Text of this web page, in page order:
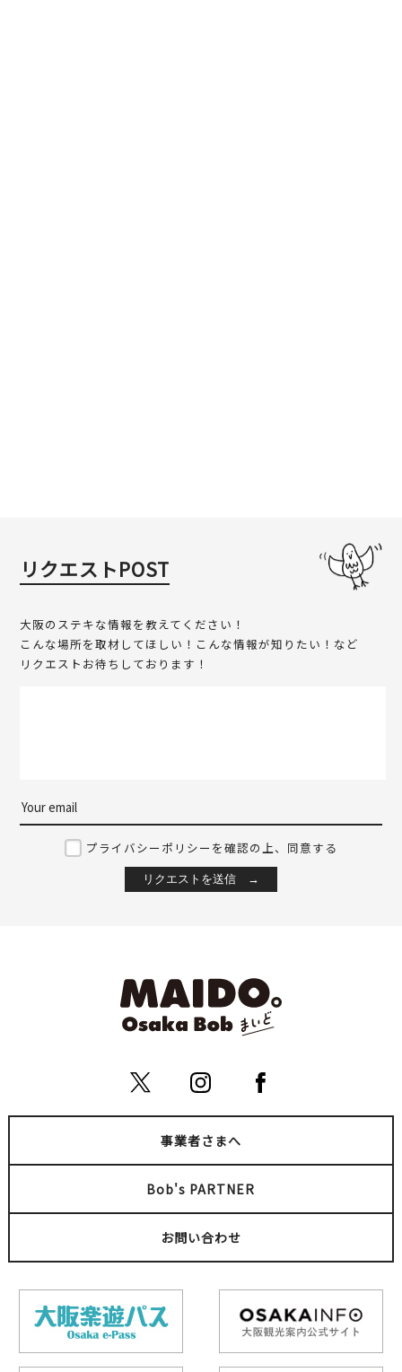
リクエストPOST
大阪のステキな情報を教えてください！
こんな場所を取材してほしい！こんな情報が知りたい！など
リクエストお待ちしております！
プライバシーポリシーを確認の上、同意する
事業者さまへ
Bob's PARTNER
お問い合わせ